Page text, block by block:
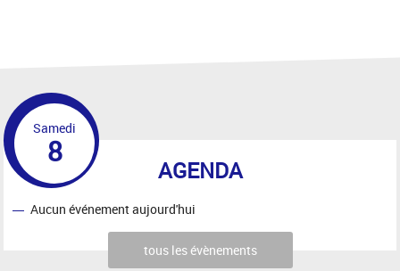
AGENDA
Samedi
8
Aucun événement aujourd'hui
tous les évènements